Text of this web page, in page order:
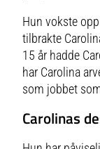
Hun vokste
tilbrakte
15 år hadde
har Carolina
som jobbet
Carolinas